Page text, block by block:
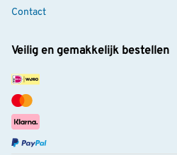
Contact
Veilig en gemakkelijk bestellen